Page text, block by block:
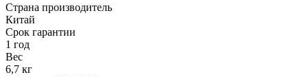
Страна производитель
Китай
Срок гарантии
1 год
Вес
6,7 кг